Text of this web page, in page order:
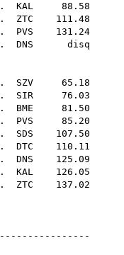
. KAL 88.58
. ZTC 111.48
. PVS 131.24
. DNS disq
. SZV 65.18
. SIR 76.03
. BME 81.50
. PVS 85.20
. SDS 107.50
. DTC 110.11
. DNS 125.09
. KAL 126.05
. ZTC 137.02